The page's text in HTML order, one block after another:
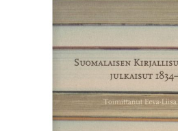
bildgalleriet